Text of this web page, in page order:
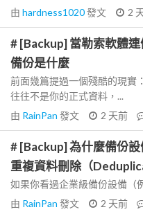
由 hardness1020發文 2
# [Backup] 當勒索軟體
備份是什麼
前面幾篇提過一個殘酷的現實
往往不是你的正式資料，...
由 RainPan 發文 2 天前
# [Backup] 為什麼備份
重複資料刪除（
如果你看過企業級備份設備（
由 RainPan 發文 2 天前